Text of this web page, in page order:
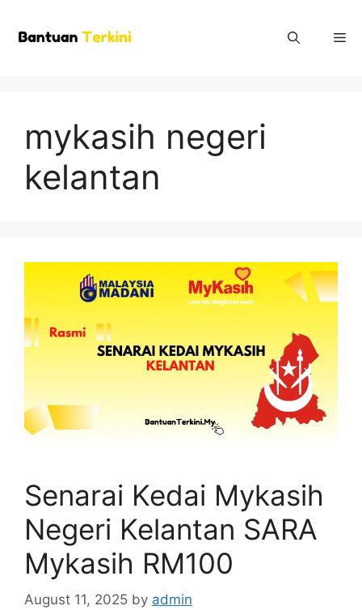
mykasih negeri
kelantan
Senarai Kedai Mykasih
Negeri Kelantan SARA
Mykasih RM100
August 11, 2025 by admin